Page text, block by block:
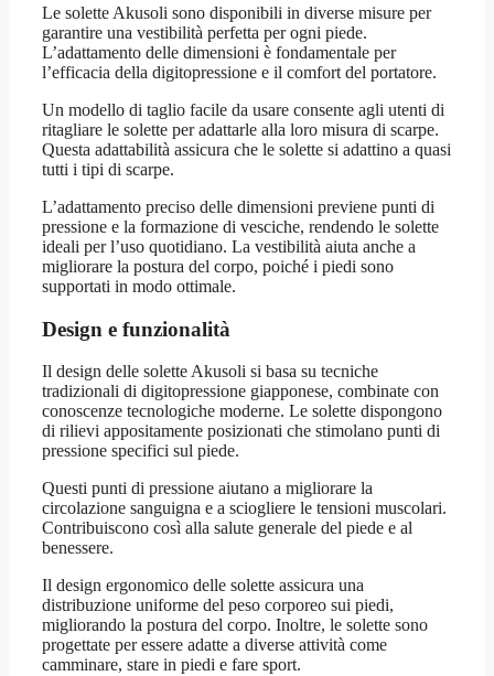
Le solette Akusoli sono disponibili in diverse misure per
garantire una vestibilità perfetta per ogni piede.
L’adattamento delle dimensioni è fondamentale per
l’efficacia della digitopressione e il comfort del portatore.
Un modello di taglio facile da usare consente agli utenti di
ritagliare le solette per adattarle alla loro misura di scarpe.
Questa adattabilità assicura che le solette si adattino a quasi
tutti i tipi di scarpe.
L’adattamento preciso delle dimensioni previene punti di
pressione e la formazione di vesciche, rendendo le solette
ideali per l’uso quotidiano. La vestibilità aiuta anche a
migliorare la postura del corpo, poiché i piedi sono
supportati in modo ottimale.
Design e funzionalità
Il design delle solette Akusoli si basa su tecniche
tradizionali di digitopressione giapponese, combinate con
conoscenze tecnologiche moderne. Le solette dispongono
di rilievi appositamente posizionati che stimolano punti di
pressione specifici sul piede.
Questi punti di pressione aiutano a migliorare la
circolazione sanguigna e a sciogliere le tensioni muscolari.
Contribuiscono così alla salute generale del piede e al
benessere.
Il design ergonomico delle solette assicura una
distribuzione uniforme del peso corporeo sui piedi,
migliorando la postura del corpo. Inoltre, le solette sono
progettate per essere adatte a diverse attività come
camminare, stare in piedi e fare sport.